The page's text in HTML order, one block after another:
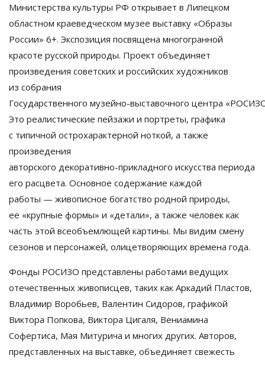
Министерства культуры РФ открывает в Липецком
областном краеведческом музее выставку «Образы
России» 6+. Экспозиция посвящена многогранной
красоте русской природы. Проект объединяет
произведения советских и российских художников
из собрания
Государственного музейно-выставочного центра «
Это реалистические пейзажи и портреты, графика
с типичной острохарактерной ноткой, а также
произведения
авторского декоративно-прикладного искусства периода
его расцвета. Основное содержание каждой
работы — живописное богатство родной природы,
ее «крупные формы» и «детали», а также человек как
часть этой всеобъемлющей картины. Мы видим смену
сезонов и персонажей, олицетворяющих времена года.
Фонды РОСИЗО представлены работами ведущих
отечественных живописцев, таких как Аркадий Пластов,
Владимир Воробьев, Валентин Сидоров, графикой
Виктора Попкова, Виктора Цигаля, Вениамина
Софертиса, Мая Митурича и многих других. Авторов,
представленных на выставке, объединяет свежесть